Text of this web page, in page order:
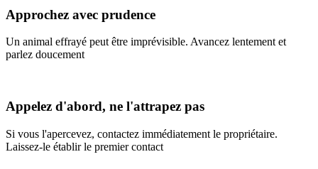
Approchez avec prudence
Un animal effrayé peut être imprévisible. Avancez lentement et
parlez doucement
Appelez d'abord, ne l'attrapez pas
Si vous l'apercevez, contactez immédiatement le propriétaire.
Laissez-le établir le premier contact